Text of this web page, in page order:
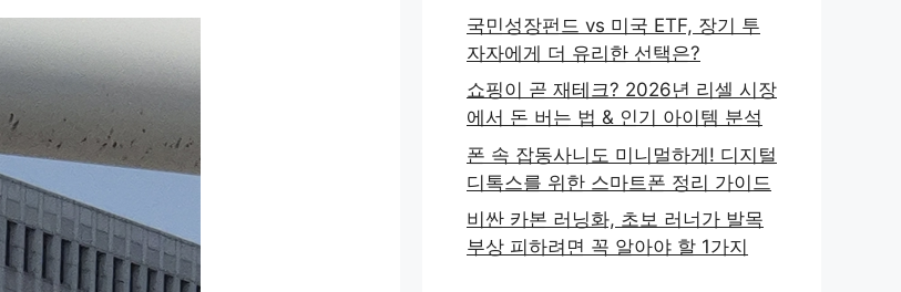
국민성장펀드 vs 미국 ETF, 장기 투
자자에게 더 유리한 선택은?
쇼핑이 곧 재테크? 2026년 리셀 시장
에서 돈 버는 법 & 인기 아이템 분석
폰 속 잡동사니도 미니멀하게! 디지털
디톡스를 위한 스마트폰 정리 가이드
비싼 카본 러닝화, 초보 러너가 발목
부상 피하려면 꼭 알아야 할 1가지